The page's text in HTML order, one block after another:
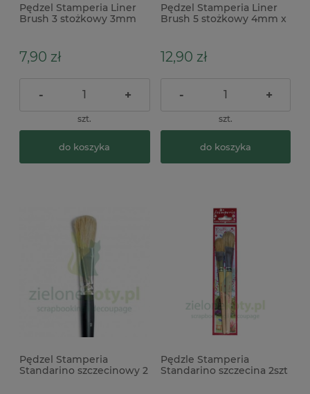
Pędzel Stamperia Liner
Brush 3 stożkowy 3mm
7,90 zł
- +
szt.
do koszyka
Pędzel Stamperia Liner
Brush 5 stożkowy 4mm x
12,90 zł
- +
szt.
do koszyka
Pędzel Stamperia
Standarino szczecinowy 2
Pędzle Stamperia
Standarino szczecina 2szt